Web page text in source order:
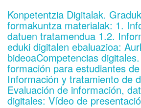
Konpetentzia Digitalak.
formakuntza materialak: 1.
datuen tratamendua 1.2.
eduki digitalen ebaluazioa:
bideoaCompetencias
formación para estudiantes
Información y tratamiento de
Evaluación de información,
digitales: Vídeo de